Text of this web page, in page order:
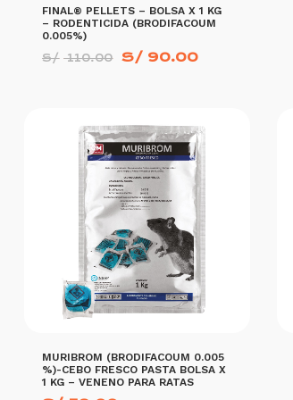
FINAL® PELLETS – BOLSA X 1 KG
– RODENTICIDA (BRODIFACOUM
0.005%)
S/ 110.00 El
precio
S/ 90.00El
AÑADIR AL CARRITO MORE INFO
MURIBROM (BRODIFACOUM 0.005
%)-CEBO FRESCO PASTA BOLSA X
1 KG – VENENO PARA RATAS